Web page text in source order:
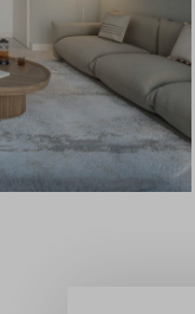
vragen